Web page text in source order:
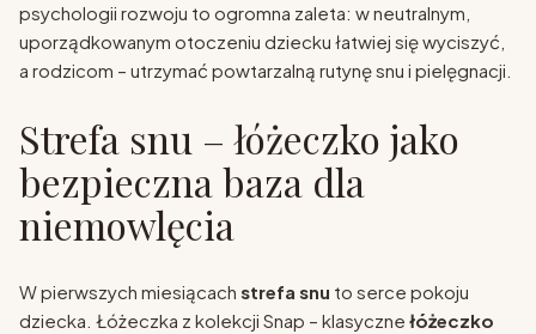
psychologii rozwoju to ogromna zaleta: w neutralnym,
uporządkowanym otoczeniu dziecku łatwiej się wyciszyć,
a rodzicom – utrzymać powtarzalną rutynę snu i pielęgnacji.
Strefa snu – łóżeczko jako
bezpieczna baza dla
niemowlęcia
W pierwszych miesiącach strefa snu to serce pokoju
dziecka. Łóżeczka z kolekcji Snap – klasyczne łóżeczko